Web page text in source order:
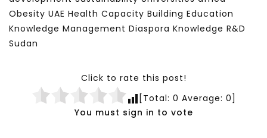
Obesity UAE Health Capacity Building Education
Knowledge Management Diaspora Knowledge R&D
Sudan
Click to rate this post!
[Total: 0 Average: 0]
You must sign in to vote